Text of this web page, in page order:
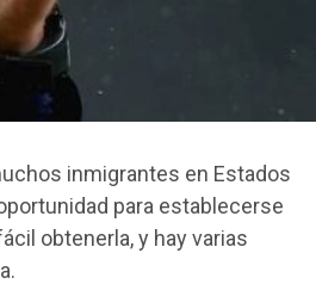
inmigrantes en Estados
para establecerse
obtenerla, y hay varias